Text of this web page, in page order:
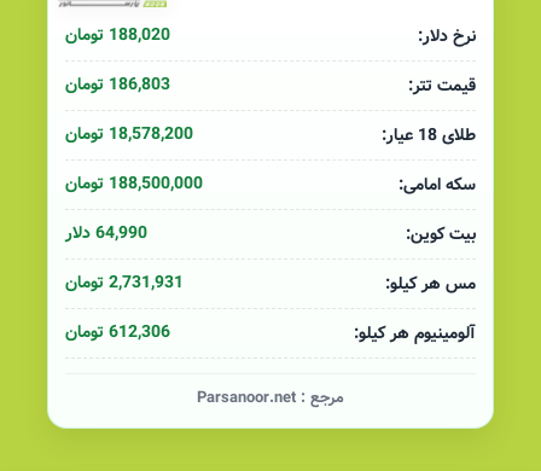
نرخ دلار:
188,020 تومان
قیمت تتر:
186,803 تومان
طلای 18 عیار:
18,578,200 تومان
سکه امامی:
188,500,000 تومان
بیت کوین:
64,990 دلار
مس هر کیلو:
2,731,931 تومان
آلومینیوم هر کیلو:
612,306 تومان
مرجع : Parsanoor.net